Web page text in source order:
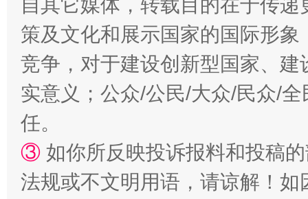
自其它媒体，转载目的在于传
策及文化和展示国家的国际形
竞争，对于建设创新型国家、
实意义；公众/公民/大众/民众/
任。
③ 如你所反映投诉报料和投稿
法规或不文明用语，请谅解！